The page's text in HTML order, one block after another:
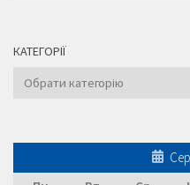
КАТЕГОРІЇ
Категорії